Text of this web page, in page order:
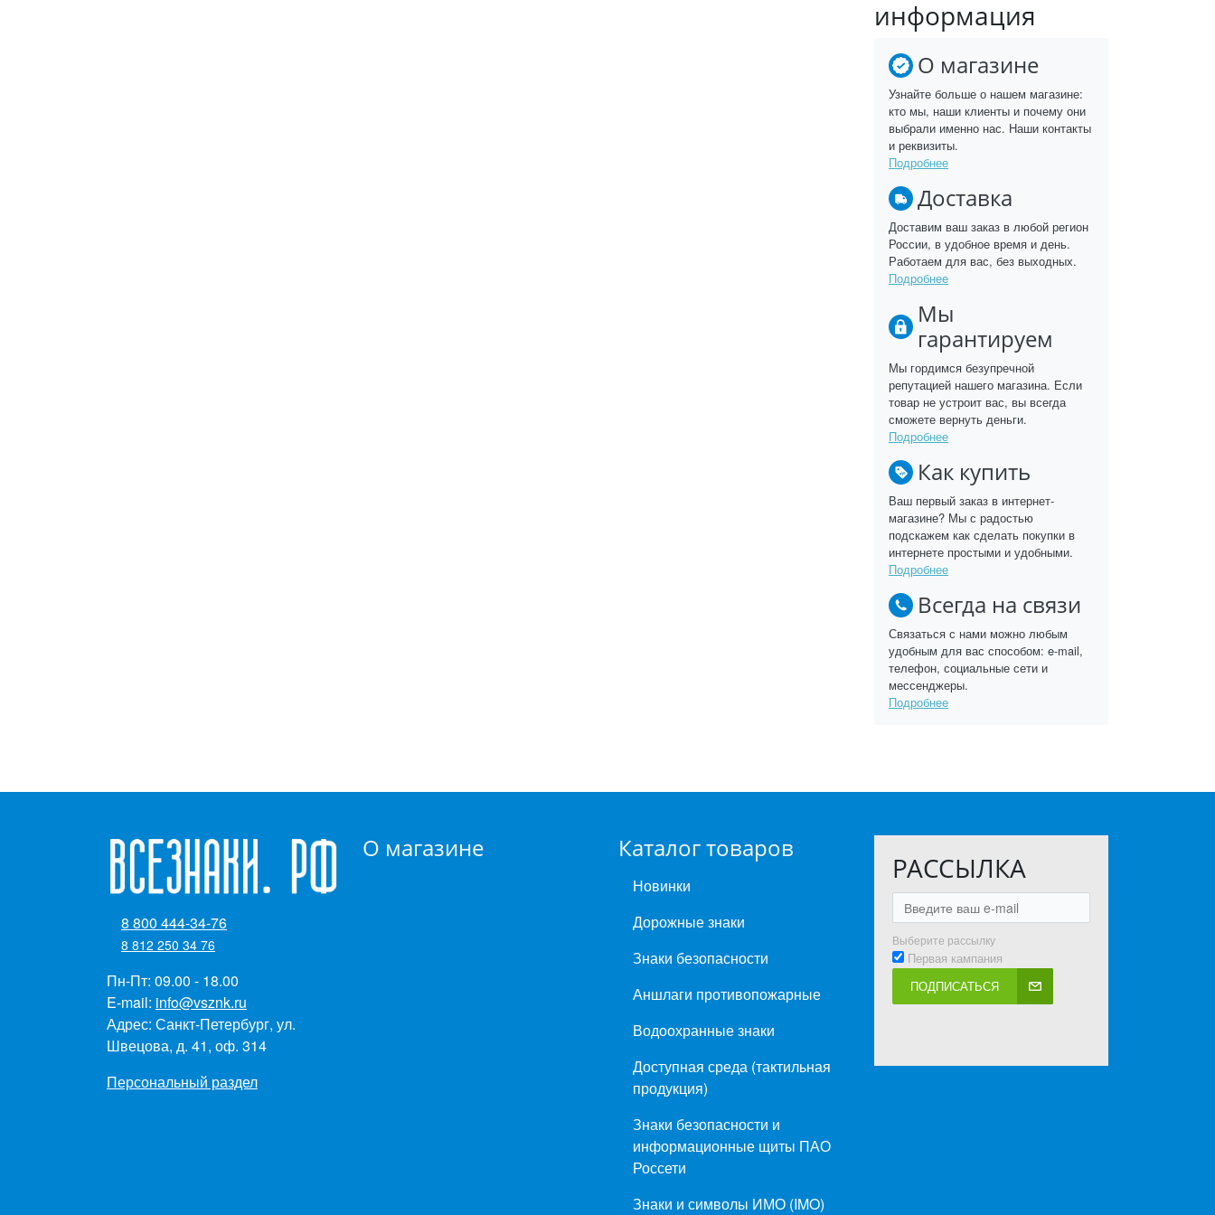
информация
О магазине
Узнайте больше о нашем магазине:
кто мы, наши клиенты и почему они
выбрали именно нас. Наши контакты
и реквизиты.
Подробнее
Доставка
Доставим ваш заказ в любой регион
России, в удобное время и день.
Работаем для вас, без выходных.
Подробнее
Мы
гарантируем
Мы гордимся безупречной
репутацией нашего магазина. Если
товар не устроит вас, вы всегда
сможете вернуть деньги.
Подробнее
Как купить
Ваш первый заказ в интернет-
магазине? Мы с радостью
подскажем как сделать покупки в
интернете простыми и удобными.
Подробнее
Всегда на связи
Связаться с нами можно любым
удобным для вас способом: e-mail,
телефон, социальные сети и
мессенджеры.
Подробнее
О магазине Каталог товаров
Новинки
Дорожные знаки
Знаки безопасности
Аншлаги противопожарные
Водоохранные знаки
Доступная среда (тактильная
продукция)
Знаки безопасности и
информационные щиты ПАО
Россети
Знаки и символы ИМО (IMO)
РАССЫЛКА
Выберите рассылку
Первая кампания
ПОДПИСАТЬСЯ
8 800 444-34-76
8 812 250 34 76
Пн-Пт: 09.00 - 18.00
E-mail: info@vsznk.ru
Адрес: Санкт-Петербург, ул.
Швецова, д. 41, оф. 314
Персональный раздел